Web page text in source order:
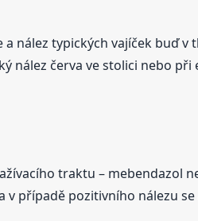
nález typických vajíček buď
nález červa ve stolici nebo
traktu – mebendazol
případě pozitivního nálezu